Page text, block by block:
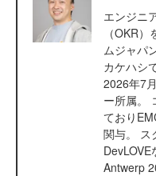
エンジニ
（OKR
ムジャパ
カケハシ
2026年7
ー所属。
ており
関与。 ス
Antwerp